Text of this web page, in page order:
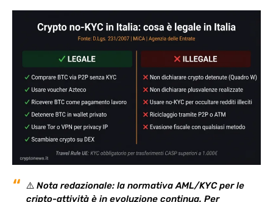
⚠️ Nota redazionale: la normativa AML/KYC per le
cripto-attività è in evoluzione continua. Per